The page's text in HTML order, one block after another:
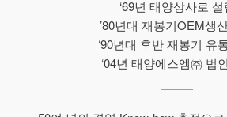
‘69년 태양상사로 설
’80년대 재봉기OEM생
‘90년대 후반 재봉기 유
‘04년 태양에스엠㈜ 법